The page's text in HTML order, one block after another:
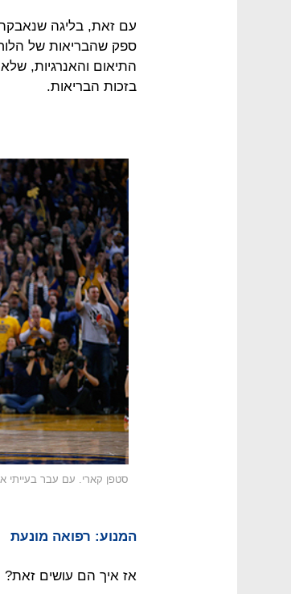
עם זאת, בליגה
ספק שהבריאות של
התיאום והאנרגיות,
בזכות הבריאות.
סטפן קארי. עם עבר בעייתי
המנוע: רפואה מונעת
אז איך הם עושים זאת?